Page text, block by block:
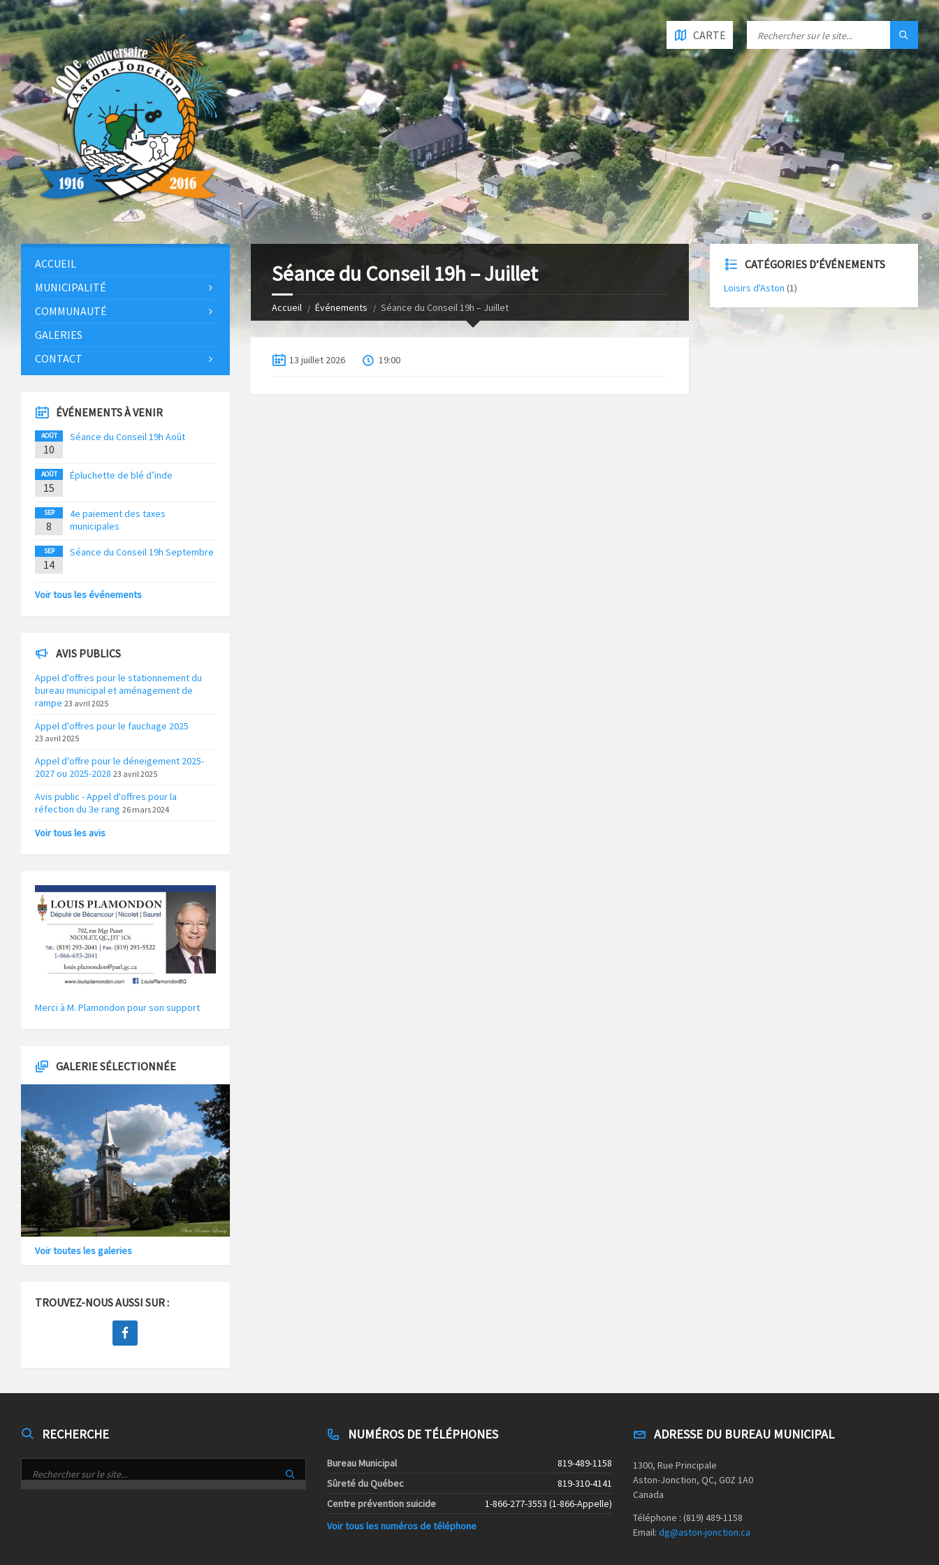
CARTE
Séance du Conseil 19h – Juillet
Accueil Événements Séance du Conseil 19h – Juillet
13 juillet 2026 19:00
ACCUEIL
MUNICIPALITÉ
COMMUNAUTÉ
GALERIES
CONTACT
ÉVÉNEMENTS À VENIR
AOÛT
10
Séance du Conseil 19h Août
AOÛT
15
Épluchette de blé d’inde
SEP
8
4e paiement des taxes
municipales
SEP
14
Séance du Conseil 19h Septembre
Voir tous les événements
AVIS PUBLICS
Appel d'offres pour le stationnement du
bureau municipal et aménagement de
rampe 23 avril 2025
Appel d'offres pour le fauchage 2025
23 avril 2025
Appel d'offre pour le déneigement 2025-
2027 ou 2025-2028 23 avril 2025
Avis public - Appel d'offres pour la
réfection du 3e rang 26 mars 2024
Voir tous les avis
Merci à M. Plamondon pour son support
GALERIE SÉLECTIONNÉE
Voir toutes les galeries
TROUVEZ-NOUS AUSSI SUR :
CATÉGORIES D’ÉVÉNEMENTS
Loisirs d'Aston (1)
RECHERCHE NUMÉROS DE TÉLÉPHONES
Bureau Municipal
819-489-1158
Sûreté du Québec
819-310-4141
Centre prévention suicide
1-866-277-3553 (1-866-Appelle)
Voir tous les numéros de téléphone
ADRESSE DU BUREAU MUNICIPAL
1300, Rue Principale
Aston-Jonction, QC, G0Z 1A0
Canada
Téléphone : (819) 489-1158
Email: dg@aston-jonction.ca